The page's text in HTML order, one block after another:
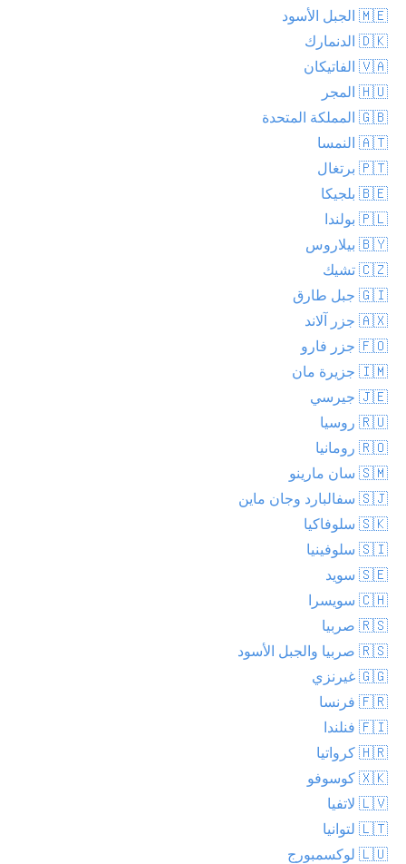
🇲🇪 الجبل الأسود
🇩🇰 الدنمارك
🇻🇦 الفاتيكان
🇭🇺 المجر
🇬🇧 المملكة المتحدة
🇦🇹 النمسا
🇵🇹 برتغال
🇧🇪 بلجيكا
🇵🇱 بولندا
🇧🇾 بيلاروس
🇨🇿 تشيك
🇬🇮 جبل طارق
🇦🇽 جزر آلاند
🇫🇴 جزر فارو
🇮🇲 جزيرة مان
🇯🇪 جيرسي
🇷🇺 روسيا
🇷🇴 رومانيا
🇸🇲 سان مارينو
🇸🇯 سفالبارد وجان ماين
🇸🇰 سلوفاكيا
🇸🇮 سلوفينيا
🇸🇪 سويد
🇨🇭 سويسرا
🇷🇸 صربيا
🇷🇸 صربيا والجبل الأسود
🇬🇬 غيرنزي
🇫🇷 فرنسا
🇫🇮 فنلندا
🇭🇷 كرواتيا
🇽🇰 كوسوفو
🇱🇻 لاتفيا
🇱🇹 لتوانيا
🇱🇺 لوكسمبورج